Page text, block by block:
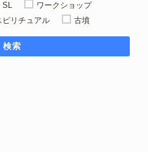
SL
ワークショップ
ピリチュアル 古墳
検索